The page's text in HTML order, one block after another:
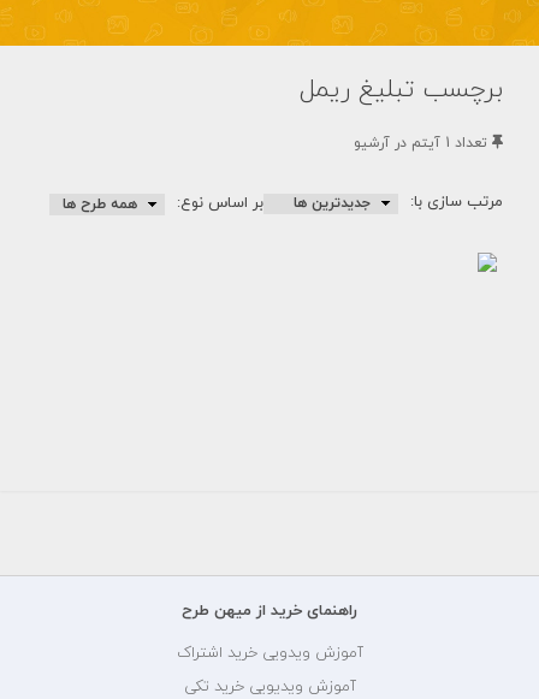
برچسب تبلیغ ریمل
تعداد 1 آيتم در آرشيو
مرتب سازی با: بر اساس نوع:
راهنمای خرید از میهن طرح
آموزش ویدویی خرید اشتراک
آموزش ویدیویی خرید تکی